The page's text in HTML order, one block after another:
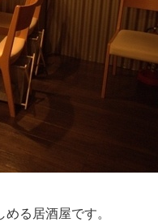
る居酒屋です。